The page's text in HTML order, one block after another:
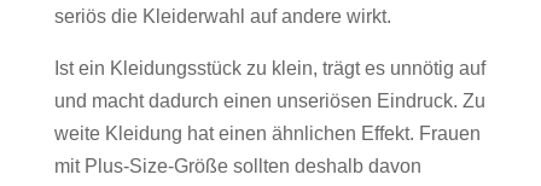
seriös die Kleiderwahl auf andere wirkt.
Ist ein Kleidungsstück zu klein, trägt es unnötig auf
und macht dadurch einen unseriösen Eindruck. Zu
weite Kleidung hat einen ähnlichen Effekt. Frauen
mit Plus-Size-Größe sollten deshalb davon